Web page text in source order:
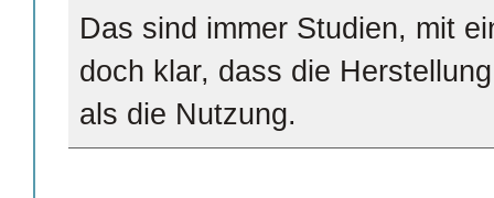
Das sind immer Studien, mit
doch klar, dass die
als die Nutzung.